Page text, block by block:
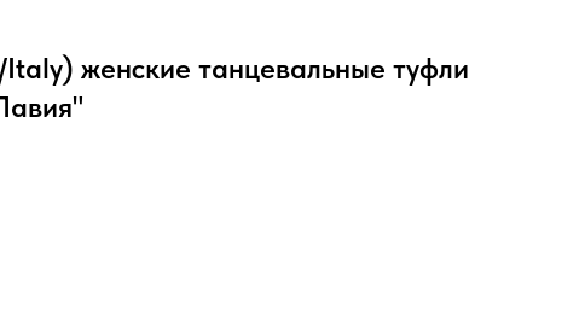
женские танцевальные туфли